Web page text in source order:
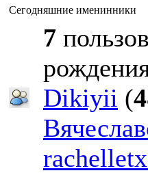
Сегодняшние именинники
7
Dikiyii (